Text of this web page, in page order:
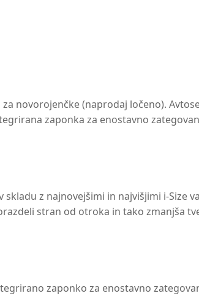
novorojenčke (naprodaj ločeno).
zaponka za enostavno
z najnovejšimi in najvišjimi i-Size
stran od otroka in tako zmanjša
zaponko za enostavno